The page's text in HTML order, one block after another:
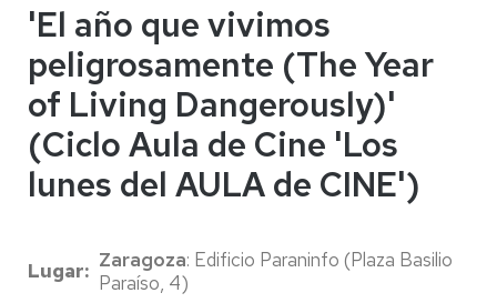
'El año que vivimos
peligrosamente (The Year
of Living Dangerously)'
(Ciclo Aula de Cine 'Los
lunes del AULA de CINE')
Lugar Zaragoza: Edificio Paraninfo (Plaza Basilio
Paraíso, 4)